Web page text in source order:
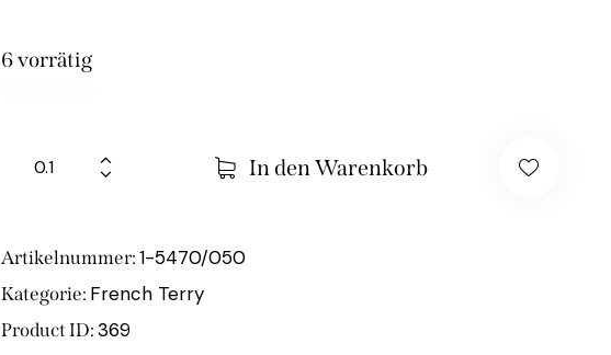
6 vorrätig
In den Warenkorb
Artikelnummer:1-5470/050
Kategorie: French Terry
Product ID:369